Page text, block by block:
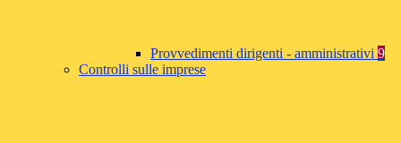
Provvedimenti dirigenti - amministrativi 9
Controlli sulle imprese